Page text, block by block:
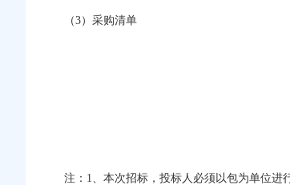
（3）采购清单
注：1、本次招标，投标人必须以包为单位进